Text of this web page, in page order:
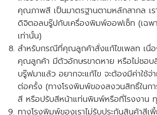
คุณภาพสี เป็นมาตรฐานตามหลักสากล เร
ดิจิตอลบรู๊ปกับเครื่องพิมพ์ออฟเซ็ท (เฉพ
เท่านั้น)
สำหรับกรณีที่คุณลูกค้าสั่งแก้ไขเพลท เนื่
คุณลูกค้า มีตัวอักษรขาดหาย หรือไม่ชอ
บรู๊ฟมาแล้ว อยากจะแก้ไข จะต้องมีค่าใช้
ต่อครั้ง(ทางโรงพิมพ์ของสงวนสิทธิ์ในก
สี หรือปรับสีหน้าแท่นพิมพ์หรือที่โรงงาน
ทางโรงพิมพ์ของเราไม่รับประกันสินค้าสี